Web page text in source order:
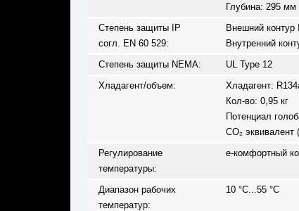
Глубина: 295 мм
Степень защиты IP
согл. EN 60 529:
Внешний контур
Внутренний
Степень защиты NEMA:
UL Type 12
Хладагент/объем:
Хладагент:
Кол-во: 0,95 кг
Потенциал
CO₂ эквивалент
Регулирование
температуры:
e-комфортный
Диапазон рабочих
температур:
10 °C...55 °C